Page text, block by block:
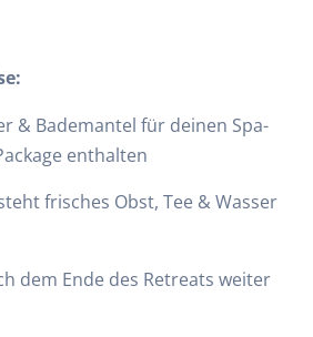
& Bademantel für deinen Spa-
enthalten
frisches Obst, Tee & Wasser
dem Ende des Retreats weiter